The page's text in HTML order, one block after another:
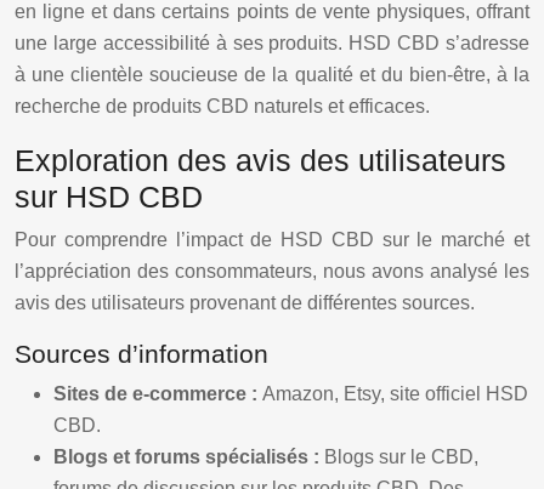
en ligne et dans certains points de vente physiques, offrant
une large accessibilité à ses produits. HSD CBD s’adresse
à une clientèle soucieuse de la qualité et du bien-être, à la
recherche de produits CBD naturels et efficaces.
Exploration des avis des utilisateurs
sur HSD CBD
Pour comprendre l’impact de HSD CBD sur le marché et
l’appréciation des consommateurs, nous avons analysé les
avis des utilisateurs provenant de différentes sources.
Sources d’information
Sites de e-commerce : Amazon, Etsy, site officiel HSD
CBD.
Blogs et forums spécialisés : Blogs sur le CBD,